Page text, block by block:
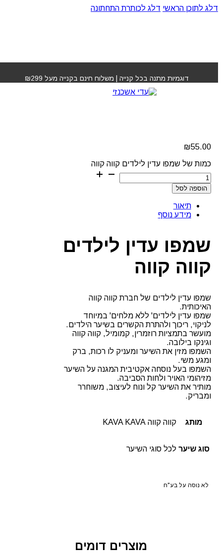
דלג לתוכן הראשי דלג לכותרת התחתונה
דוגמיות מתנה בכל קנייה | משלוח חינם בקנייה מעל ₪299
שמפו עדין לילדים קווה
₪55.00
כמות של שמפו עדין לילדים קווה קווה
הוספה לסל
תיאור
מידע נוסף
שמפו עדין לילדים
קווה קווה
שמפו עדין לילדים של חברת קווה קווה
האיכותית.
שמפו עדין לילדים' ללא מלחים' במיוחד
לניקוי, ריכוך ולהתרת הקשרים בשיער הילדים.
מועשר בתמציות רוזמרין, קמומיל, קווה קווה
וגינקו בילובה.
השמפו מזין את השיער ומעניק לו רכות, ברק
ומגע משי.
השמפו בעל נוסחה אקטיבית המגנה על השיער
מזיהומי האויר ולחות הסביבה.
מותיר את השיער קל ונוח לעיצוב, משוחרר
ומבריק.
מותג קווה קווה KAVA KAVA
סוג שיער לכל סוגי השיער
לא נוסה על בע"ח
מוצרים דומים